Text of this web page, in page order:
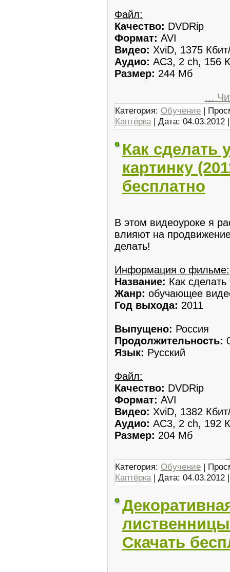
Файл:
Качество: DVDRip
Формат: AVI
Видео: XviD, 1375
Аудио: AC3, 2 ch, 156
Размер: 244 Мб
...
Категория: Обучение |
Каптёрка | Дата: 04.03.2012
Как сделать
картинку
бесплатно
В этом видеоуроке я
влияют на
делать!
Информация о фильме:
Название: Как сделать
Жанр: обучающее
Год выхода: 2011
Выпущено: Россия
Продолжительность:
Язык: Русский
Файл:
Качество: DVDRip
Формат: AVI
Видео: XviD, 1382
Аудио: AC3, 2 ch, 192
Размер: 204 Мб
Категория: Обучение |
Каптёрка | Дата: 04.03.2012
лиственницы
Скачать